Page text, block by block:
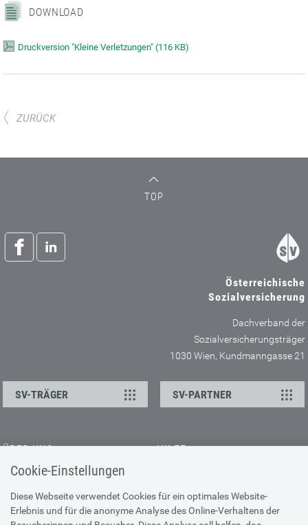
Cookie-Einstellungen
Diese Webseite verwendet Cookies für ein optimales Website-
Erlebnis und für die anonyme Analyse des Online-Verhaltens der
DOWNLOAD
Druckversion "Kleine Verletzungen" (116 KB)
ZURÜCK
TOP
Österreichische
Sozialversicherung
Dachverband der
Sozialversicherungsträger
1030 Wien, Kundmanngasse 21
SV-TRÄGER SV-PARTNER
ÜBER UNS
Kontakt
Offene Stellen
Presse
HILFE
Browser-Info & Sicherheit
Hilfe zur Suche